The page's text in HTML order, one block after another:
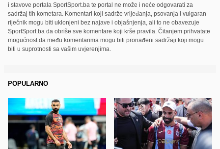
i stavove portala SportSport.ba te portal ne može i neće odgovarati za
sadržaj tih kometara. Komentari koji sadrže vrijeđanja, psovanja i vulgaran
riječnik mogu biti uklonjeni bez najave i objašnjenja, ali to ne obavezuje
SportSport.ba da obriše sve komentare koji krše pravila. Čitanjem prihvatate
mogućnost da među komentarima mogu biti pronađeni sadržaji koji mogu
biti u suprotnosti sa vašim uvjerenjima.
POPULARNO